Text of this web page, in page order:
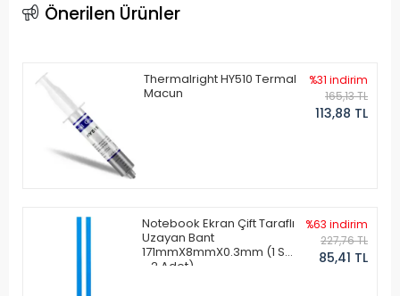
Önerilen Ürünler
Thermalright HY510 Termal
Macun
%31 indirim
165,13 TL
113,88 TL
Notebook Ekran Çift Taraflı
Uzayan Bant
171mmX8mmX0.3mm (1 Set
- 2 Adet)
%63 indirim
227,76 TL
85,41 TL